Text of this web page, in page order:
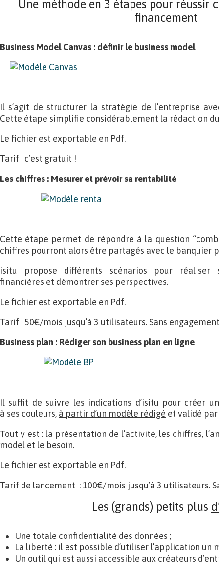
Une méthode en 3 étapes pour réussir
financement
Business Model Canvas : définir le business model
Il s’agit de structurer la stratégie de l’entreprise
Cette étape simplifie considérablement la rédaction
Le fichier est exportable en Pdf.
Tarif : c’est gratuit !
Les chiffres : Mesurer et prévoir sa rentabilité
Cette étape permet de répondre à la question
chiffres pourront alors être partagés avec le banquier
isitu propose différents scénarios pour réaliser
financières et démontrer ses perspectives.
Le fichier est exportable en Pdf.
Tarif : 50€/mois jusqu’à 3 utilisateurs. Sans
Business plan : Rédiger son business plan en ligne
Il suffit de suivre les indications d’isitu pour créer
à ses couleurs, à partir d’un modèle rédigé et validé par
Tout y est : la présentation de l’activité, les chiffres,
model et le besoin.
Le fichier est exportable en Pdf.
Tarif de lancement : 100€/mois jusqu’à 3 utilisateurs.
Les (grands) petits plus
Une totale confidentialité des données ;
La liberté : il est possible d’utiliser l’application un
Un outil qui est aussi accessible aux créateurs